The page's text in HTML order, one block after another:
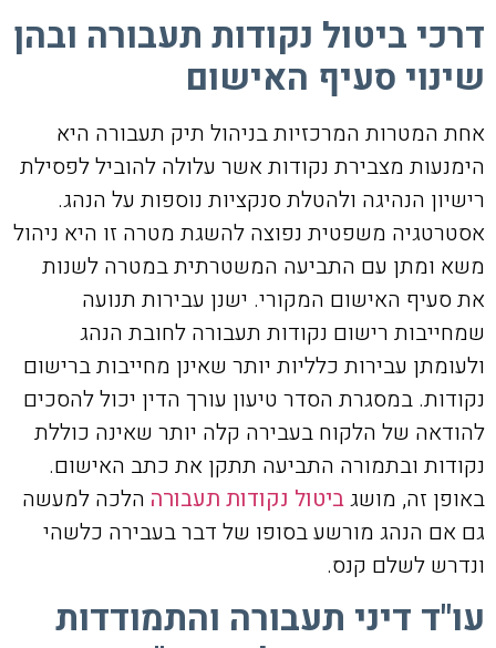
דרכי ביטול נקודות תעבורה ובהן
שינוי סעיף האישום
אחת המטרות המרכזיות בניהול תיק תעבורה היא
הימנעות מצבירת נקודות אשר עלולה להוביל לפסילת
רישיון הנהיגה ולהטלת סנקציות נוספות על הנהג.
אסטרטגיה משפטית נפוצה להשגת מטרה זו היא ניהול
משא ומתן עם התביעה המשטרתית במטרה לשנות
את סעיף האישום המקורי. ישנן עבירות תנועה
שמחייבות רישום נקודות תעבורה לחובת הנהג
ולעומתן עבירות כלליות יותר שאינן מחייבות ברישום
נקודות. במסגרת הסדר טיעון עורך הדין יכול להסכים
להודאה של הלקוח בעבירה קלה יותר שאינה כוללת
נקודות ובתמורה התביעה תתקן את כתב האישום.
באופן זה, מושגביטול נקודות תעבורה הלכה למעשה
גם אם הנהג מורשע בסופו של דבר בעבירה כלשהי
ונדרש לשלם קנס.
עו"ד דיני תעבורה והתמודדות